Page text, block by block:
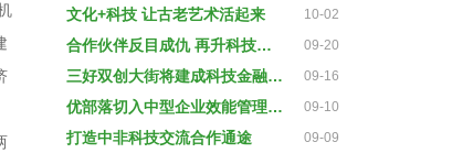
文化+科技 让古老艺术活起来 10-02
合作伙伴反目成仇 再升科技卷入并购“罗生门” 09-20
三好双创大街将建成科技金融示范基地 09-16
优部落切入中型企业效能管理服务，金融+科技打造业务闭环 09-10
打造中非科技交流合作通途 09-09